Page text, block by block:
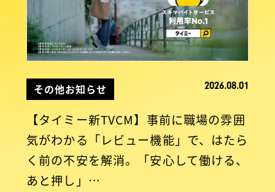
その他お知らせ 2026.08.01
【タイミー新TVCM】事前に職場の雰囲
気がわかる「レビュー機能」で、はたら
く前の不安を解消。「安心して働ける、
あと押し」…